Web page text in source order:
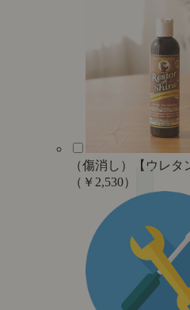
（傷消し）【ウレタ
（￥2,530）